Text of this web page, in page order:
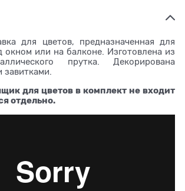
для цветов, предназначенная для
окном или на балконе. Изготовлена из
прутка. Декорирована
завитками.
для цветов в комплект не входит
отдельно.